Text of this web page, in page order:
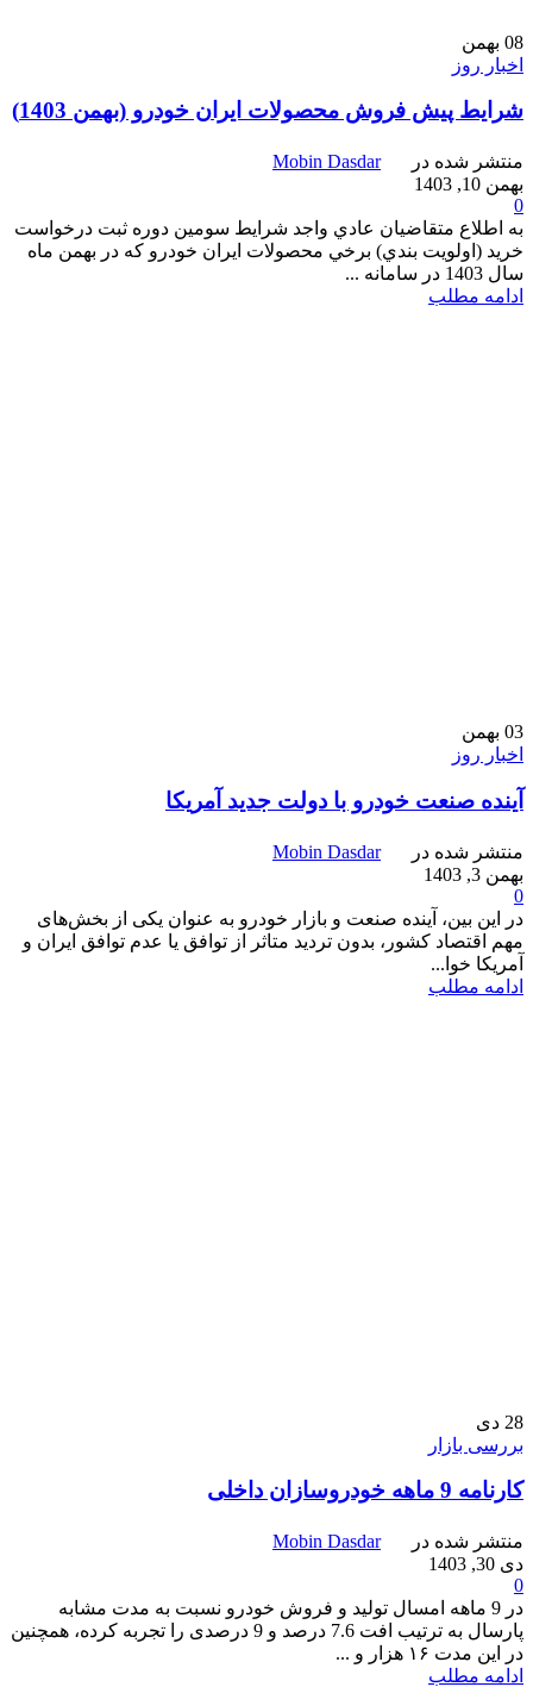
08 بهمن
اخبار روز
شرایط پیش فروش محصولات ایران خودرو (بهمن 1403)
منتشر شده در
Mobin Dasdar
بهمن 10, 1403
0
به اطلاع متقاضيان عادي واجد شرايط سومين دوره ثبت درخواست
خريد (اولويت بندي) برخي محصولات ايران خودرو كه در بهمن ماه
سال 1403 در سامانه ...
ادامه مطلب
03 بهمن
اخبار روز
آینده صنعت خودرو با دولت جدید آمریکا
منتشر شده در
Mobin Dasdar
بهمن 3, 1403
0
در این بین، آینده صنعت و بازار خودرو به عنوان یکی از بخش‌های
مهم اقتصاد کشور، بدون تردید متاثر از توافق یا عدم توافق ایران و
آمریکا خوا...
ادامه مطلب
28 دی
بررسی بازار
کارنامه 9 ماهه خودروسازان داخلی
منتشر شده در
Mobin Dasdar
دی 30, 1403
0
در 9 ماهه امسال تولید و فروش خودرو نسبت به مدت مشابه
پارسال به ترتیب افت 7.6 درصد و 9 درصدی را تجربه کرده، همچنین
در این مدت ۱۶ هزار و ...
ادامه مطلب